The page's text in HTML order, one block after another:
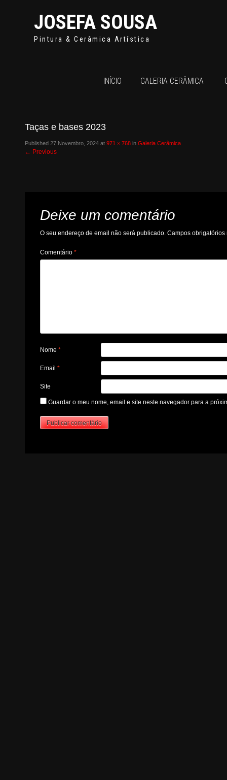
JOSEFA SOUSA
Pintura & Cerâmica Artística
INÍCIO GALERIA CERÂMICA
Taças e bases 2023
Published27 Novembro, 2024 at971 × 768 inGaleria Cerâmica
← Previous
Deixe um comentário
O seu endereço de email não será publicado. Campos
Comentário*
Nome*
Email*
Site
Guardar o meu nome, email e site neste navegador para a